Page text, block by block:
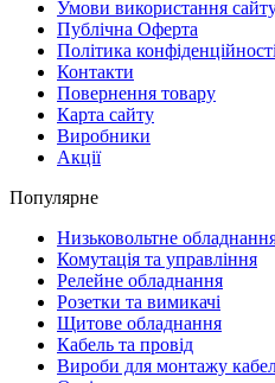
Умови використання
Публічна Оферта
Політика конфіденційності
Контакти
Повернення товару
Карта сайту
Виробники
Акції
Популярне
Низьковольтне
Комутація та управління
Релейне обладнання
Розетки та вимикачі
Щитове обладнання
Кабель та провід
Вироби для монтажу